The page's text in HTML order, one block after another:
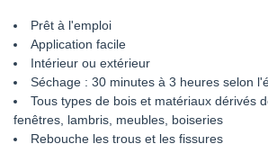
Prêt à l'emploi
Application facile
Intérieur ou extérieur
Séchage : 30 minutes à 3 heures selon
Tous types de bois et matériaux dérivés
fenêtres, lambris, meubles, boiseries
Rebouche les trous et les fissures